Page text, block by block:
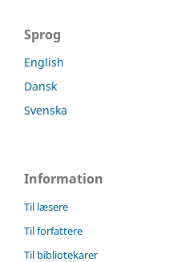
Sprog
English
Dansk
Svenska
Information
Til læsere
Til forfattere
Til bibliotekarer